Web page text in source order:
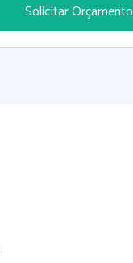
Solicitar Orçamento